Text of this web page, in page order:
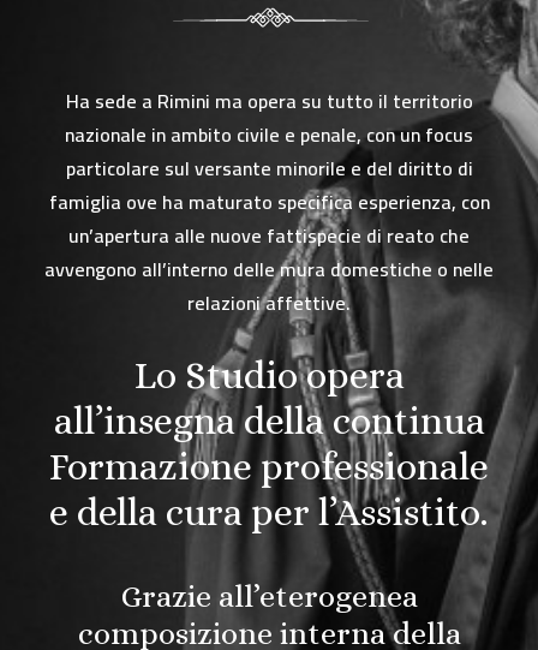
Ha sede a Rimini ma opera su tutto il territorio
nazionale in ambito civile e penale, con un focus
particolare sul versante minorile e del diritto di
famiglia ove ha maturato specifica esperienza, con
un’apertura alle nuove fattispecie di reato che
avvengono all’interno delle mura domestiche o nelle
relazioni affettive.
Lo Studio opera
all’insegna della continua
Formazione professionale
e della cura per l’Assistito.
Grazie all’eterogenea
composizione interna della